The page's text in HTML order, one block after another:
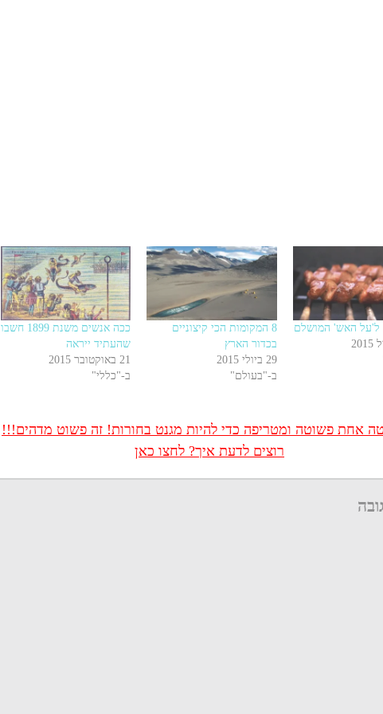
8 המקומות הכי קיצוניים
בכדור הארץ
29 ביולי 2015
ב-"בעולם"
ככה אנשים משנת 1899 חשבו
שהעתיד ייראה
21 באוקטובר 2015
ב-"כללי"
אחת פשוטה ומטריפה כדי להיות מגנט בחורות! זה פשוט מדהים!!!
רוצים לדעת איך? לחצו כאן